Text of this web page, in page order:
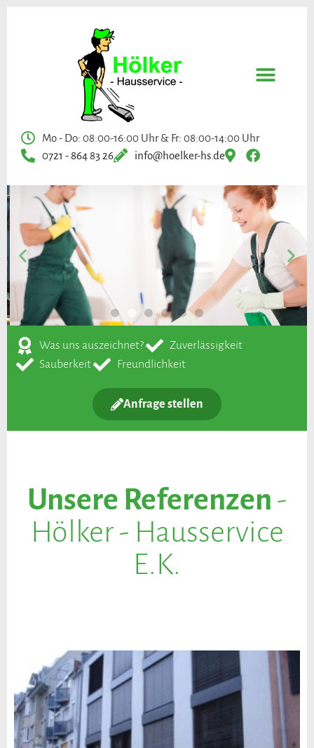
Mo - Do: 08:00-16:00 Uhr & Fr: 08:00-14:00 Uhr
0721 - 864 83 26
info@hoelker-hs.de
Was uns auszeichnet?
Zuverlässigkeit
Sauberkeit
Freundlichkeit
Anfrage stellen
Unsere Referenzen -
Hölker - Hausservice
E.K.